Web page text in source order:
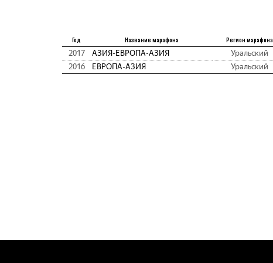
Год Название марафона Регион марафона
2017 АЗИЯ-ЕВРОПА-АЗИЯ Уральский
2016
ЕВРОПА-АЗИЯ Уральский